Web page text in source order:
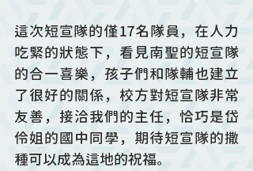
這次短宣隊的僅17名隊員，在人力
吃緊的狀態下，看見南聖的短宣隊
的合一喜樂，孩子們和隊輔也建立
了很好的關係，校方對短宣隊非常
友善，接洽我們的主任，恰巧是岱
伶姐的國中同學，期待短宣隊的撒
種可以成為這地的祝福。